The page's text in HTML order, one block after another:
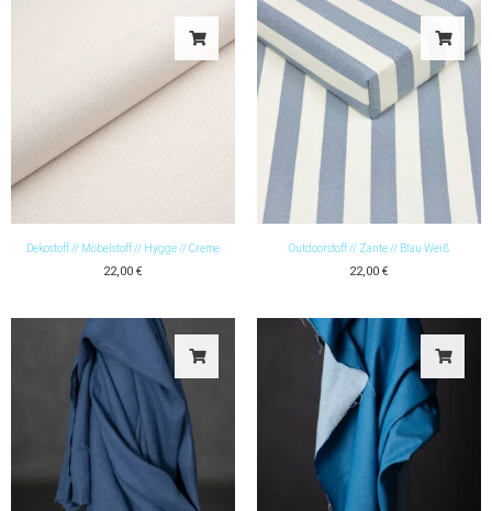
Dekostoff // Möbelstoff // Hygge // Creme
22,00 €
Outdoorstoff // Zante // Blau Weiß
22,00 €